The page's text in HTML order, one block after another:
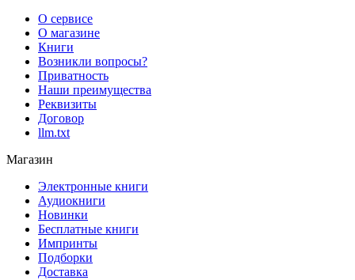
О сервисе
О магазине
Книги
Возникли вопросы?
Приватность
Наши преимущества
Реквизиты
Договор
llm.txt
Магазин
Электронные книги
Аудиокниги
Новинки
Бесплатные книги
Импринты
Подборки
Доставка